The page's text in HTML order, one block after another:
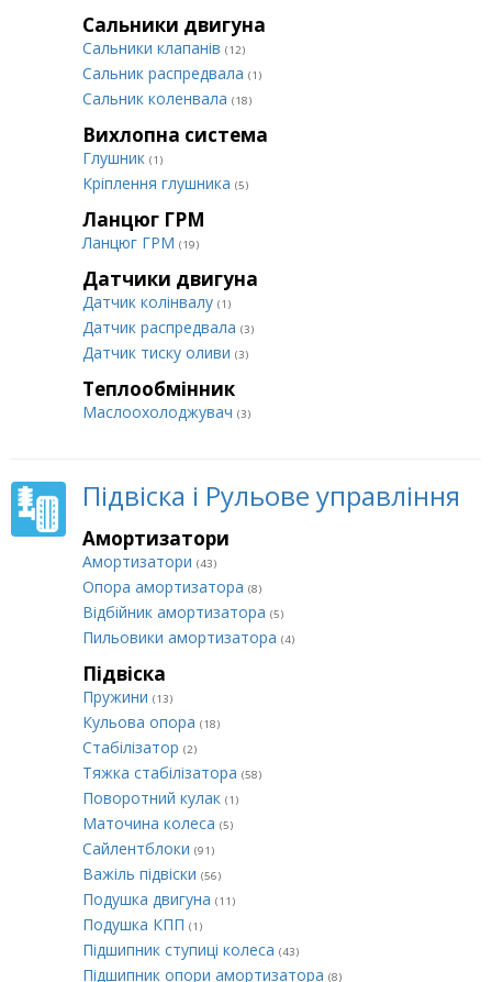
Сальники двигуна
Сальники клапанів (12)
Сальник распредвала (1)
Сальник коленвала (18)
Вихлопна система
Глушник (1)
Кріплення глушника (5)
Ланцюг ГРМ
Ланцюг ГРМ (19)
Датчики двигуна
Датчик колінвалу (1)
Датчик распредвала (3)
Датчик тиску оливи (3)
Теплообмінник
Маслоохолоджувач (3)
Підвіска і Рульове управління
Амортизатори
Амортизатори (43)
Опора амортизатора (8)
Відбійник амортизатора (5)
Пильовики амортизатора (4)
Підвіска
Пружини (13)
Кульова опора (18)
Стабілізатор (2)
Тяжка стабілізатора (58)
Поворотний кулак (1)
Маточина колеса (5)
Сайлентблоки (91)
Важіль підвіски (56)
Подушка двигуна (11)
Подушка КПП (1)
Підшипник ступиці колеса (43)
Підшипник опори амортизатора (8)